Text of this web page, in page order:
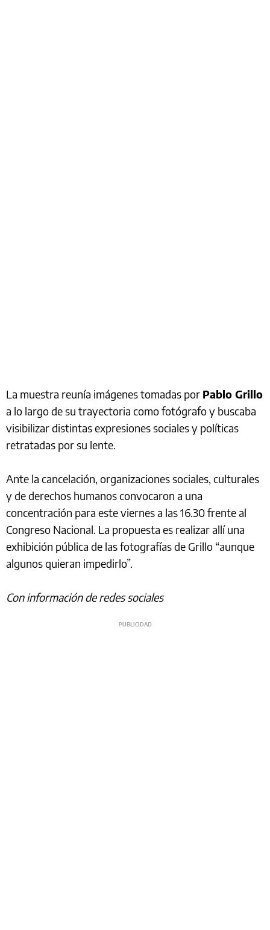
La muestra reunía imágenes tomadas por Pablo Grillo
a lo largo de su trayectoria como fotógrafo y buscaba
visibilizar distintas expresiones sociales y políticas
retratadas por su lente.
Ante la cancelación, organizaciones sociales, culturales
y de derechos humanos convocaron a una
concentración para este viernes a las 16.30 frente al
Congreso Nacional. La propuesta es realizar allí una
exhibición pública de las fotografías de Grillo “aunque
algunos quieran impedirlo”.
Con información de redes sociales